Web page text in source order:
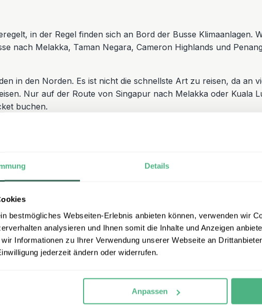
Details
bestmögliches Webseiten-Erlebnis anbieten können, verwenden wir
analysieren und Ihnen somit die Inhalte und Anzeigen
Informationen zu Ihrer Verwendung unserer Webseite an
jederzeit ändern oder widerrufen.
Anpassen
in der Regel finden sich an Bord der Busse Klimaanlagen.
nach Melakka, Taman Negara, Cameron Highlands und
in den Norden. Es ist nicht die schnellste Art zu reisen, da an
Nur auf der Route von Singapur nach Melakka oder Kuala
buchen.
dominiert. Die meisten Gebiete sind daher auch nur
regeln wir den Transport hauptsächlich durch Inlandsflüge.
wie den Nasenaffen auf der Spur im Bako Nationalpark und
Weg genau und bringt Sie von Tür zu Tür. Ansonsten fahren
einer Wanderung durch die Nationalparks erleben Sie zu
nach Malaysia
Hier finden Sie unsere beliebtesten
mit Ihnen Ihre persönliche Traumreise.